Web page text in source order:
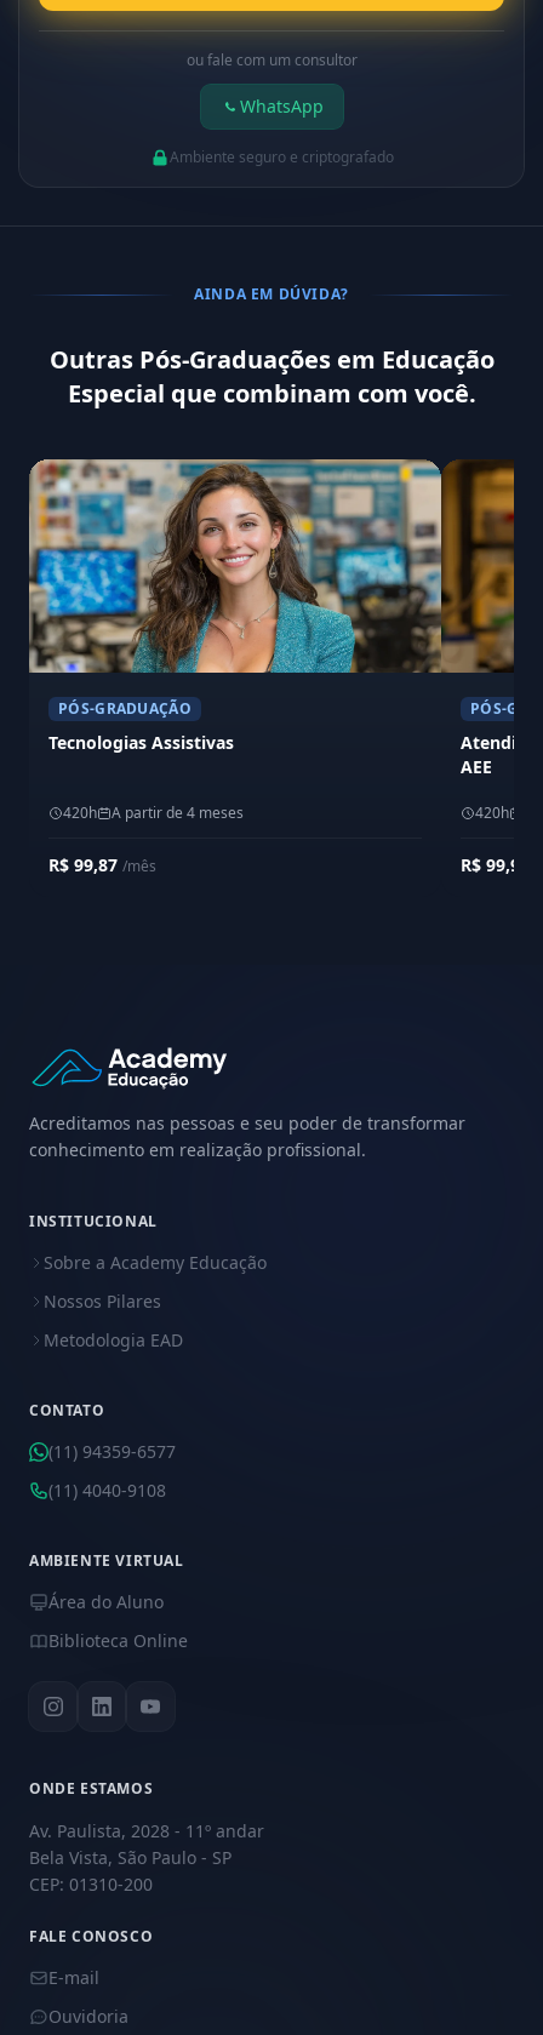
ou fale com um consultor
WhatsApp
Ambiente seguro e criptografado
AINDA EM DÚVIDA?
Outras Pós-Graduações em Educação
Especial que combinam com você.
PÓS-GRADUAÇÃO
Tecnologias Assistivas
420h A partir de 4 meses
R$ 99,87 /mês
PÓS-
AEE
420h
R$ 99,90
Acreditamos nas pessoas e seu poder de transformar
conhecimento em realização profissional.
INSTITUCIONAL
Sobre a Academy Educação
Nossos Pilares
Metodologia EAD
CONTATO
(11) 94359-6577
(11) 4040-9108
AMBIENTE VIRTUAL
Área do Aluno
Biblioteca Online
ONDE ESTAMOS
Av. Paulista, 2028 - 11º andar
Bela Vista, São Paulo - SP
CEP: 01310-200
FALE CONOSCO
E-mail
Ouvidoria